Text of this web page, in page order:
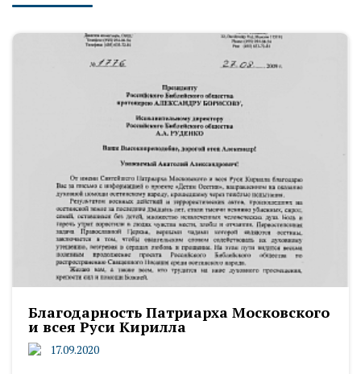
Благодарность Патриарха Московского
и всея Руси Кирилла
17.09.2020